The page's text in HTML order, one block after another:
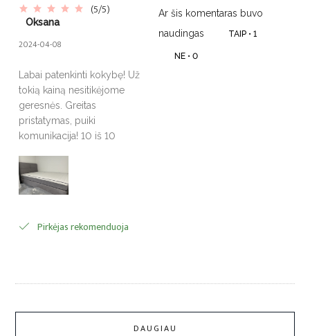
(5/5)
Oksana
2024-04-08
Labai patenkinti kokybę! Už
tokią kainą nesitikėjome
geresnės. Greitas
pristatymas, puiki
komunikacija! 10 iš 10
Pirkėjas rekomenduoja
Ar šis komentaras buvo
naudingas
TAIP • 1
NE •0
DAUGIAU